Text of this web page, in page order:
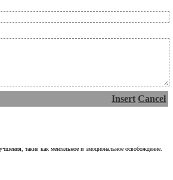
Insert Cancel
такие как ментальное и эмоциональное освобождение.